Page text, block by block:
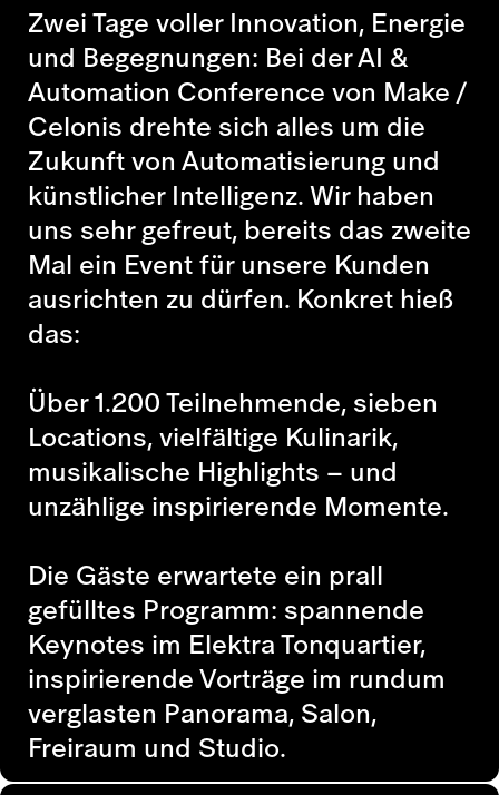
Zwei Tage voller Innovation, Energie
und Begegnungen: Bei der AI &
Automation Conference von Make /
Celonis drehte sich alles um die
Zukunft von Automatisierung und
künstlicher Intelligenz. Wir haben
uns sehr gefreut, bereits das zweite
Mal ein Event für unsere Kunden
ausrichten zu dürfen. Konkret hieß
das:
Über 1.200 Teilnehmende, sieben
Locations, vielfältige Kulinarik,
musikalische Highlights – und
unzählige inspirierende Momente.
Die Gäste erwartete ein prall
gefülltes Programm: spannende
Keynotes im Elektra Tonquartier,
inspirierende Vorträge im rundum
verglasten Panorama, Salon,
Freiraum und Studio.